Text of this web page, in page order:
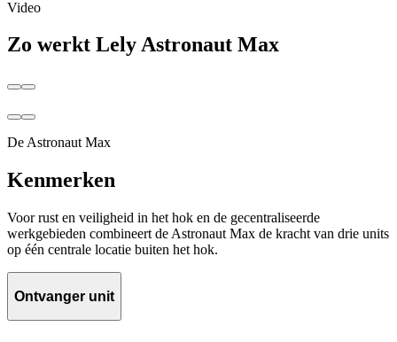
Video
Zo werkt Lely Astronaut Max
De Astronaut Max
Kenmerken
Voor rust en veiligheid in het hok en de gecentraliseerde
werkgebieden combineert de Astronaut Max de kracht van drie units
op één centrale locatie buiten het hok.
Ontvanger unit